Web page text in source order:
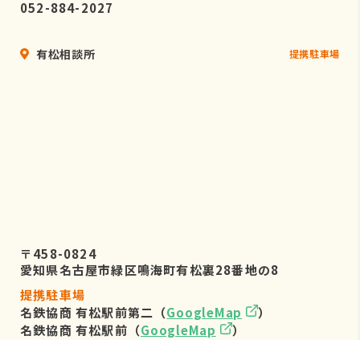
052-884-2027
有松相談所 提携駐車場
〒458-0824
愛知県名古屋市緑区鳴海町有松裏28番地の8
提携駐車場
名鉄協商 有松駅前第二（GoogleMap
）
名鉄協商 有松駅前（GoogleMap
）